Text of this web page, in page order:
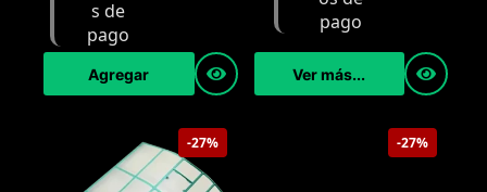
Agregar Ver más...
-27% -27%